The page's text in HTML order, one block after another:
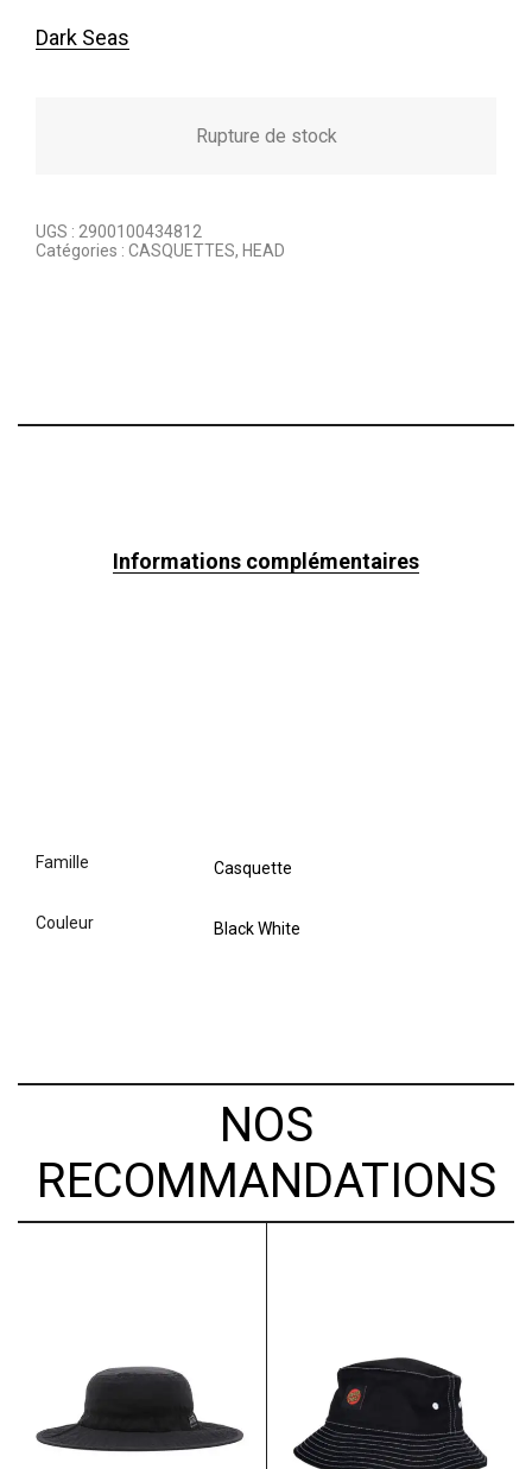
Dark Seas
Rupture de stock
UGS : 2900100434812
Catégories : CASQUETTES, HEAD
Informations complémentaires
famille Casquette
couleur Black White
NOS
RECOMMANDATIONS